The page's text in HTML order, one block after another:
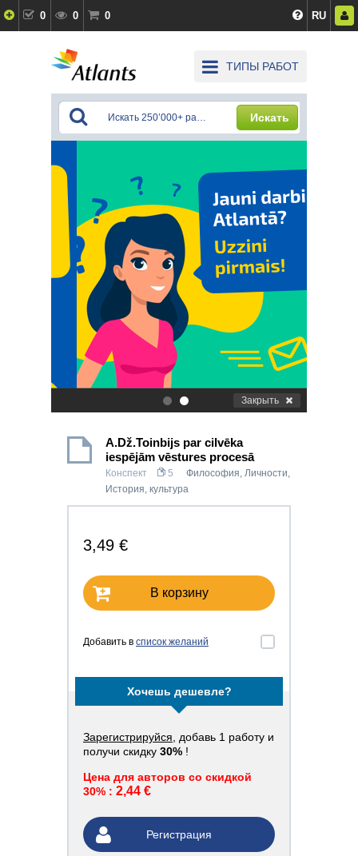
0 0 0 RU
ТИПЫ РАБОТ
Искать
. Закрыть
A.Dž.Toinbijs par cilvēka
iespējām vēstures procesā
Конспект 5 Философия, Личности,
История, культура
3,49 €
В корзину
Добавить в список желаний
Хочешь дешевле?
Зарегистрируйся , добавь 1 работу и
получи скидку 30% !
Цена для авторов со скидкой
30% : 2,44 €
Регистрация